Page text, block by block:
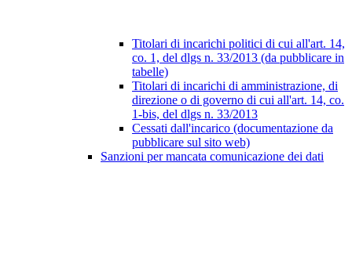
Titolari di incarichi politici di cui all'art. 14,
co. 1, del dlgs n. 33/2013 (da pubblicare in
tabelle)
Titolari di incarichi di amministrazione, di
direzione o di governo di cui all'art. 14, co.
1-bis, del dlgs n. 33/2013
Cessati dall'incarico (documentazione da
pubblicare sul sito web)
Sanzioni per mancata comunicazione dei dati